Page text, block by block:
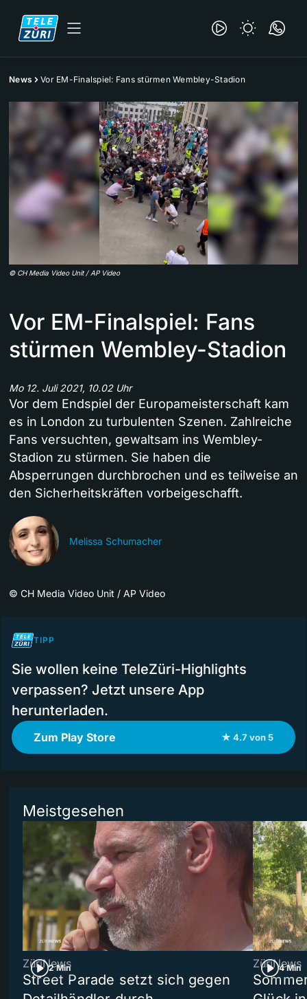
News Vor EM-Finalspiel: Fans stürmen Wembley-Stadion
© CH Media Video Unit / AP Video
Vor EM-Finalspiel: Fans
stürmen Wembley-Stadion
Mo 12. Juli 2021, 10.02 Uhr
Vor dem Endspiel der Europameisterschaft kam
es in London zu turbulenten Szenen. Zahlreiche
Fans versuchten, gewaltsam ins Wembley-
Stadion zu stürmen. Sie haben die
Absperrungen durchbrochen und es teilweise an
den Sicherheitskräften vorbeigeschafft.
Melissa Schumacher
© CH Media Video Unit / AP Video
TIPP
Sie wollen keine TeleZüri-Highlights
verpassen? Jetzt unsere App
herunterladen.
Zum Play Store ★ 4.7 von 5
Meistgesehen
2 Min
ZüriNews
Street Parade setzt sich gegen
4 Min
ZüriNews